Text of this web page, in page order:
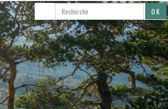
PARTENARIATS
ESPACE MÉDIA
COMPAGNON DE ROUTE
2022
… en ville !
…en ligne !
RECHERCHER
RECHERCHE
PARTAGER